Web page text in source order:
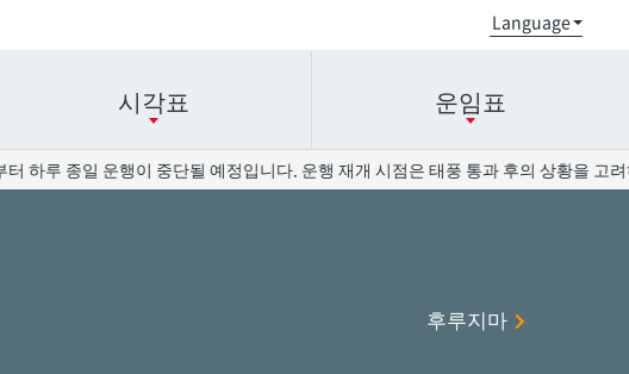
시각표 운임표
종일 운행이 중단될 예정입니다. 운행 재개 시점은 태풍 통과 후의 상황을 고려하
후루지마